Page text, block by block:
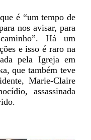
é “um tempo de
nos avisar, para
Há um
e isso é raro na
pela Igreja em
que também teve
Marie-Claire
assassinada